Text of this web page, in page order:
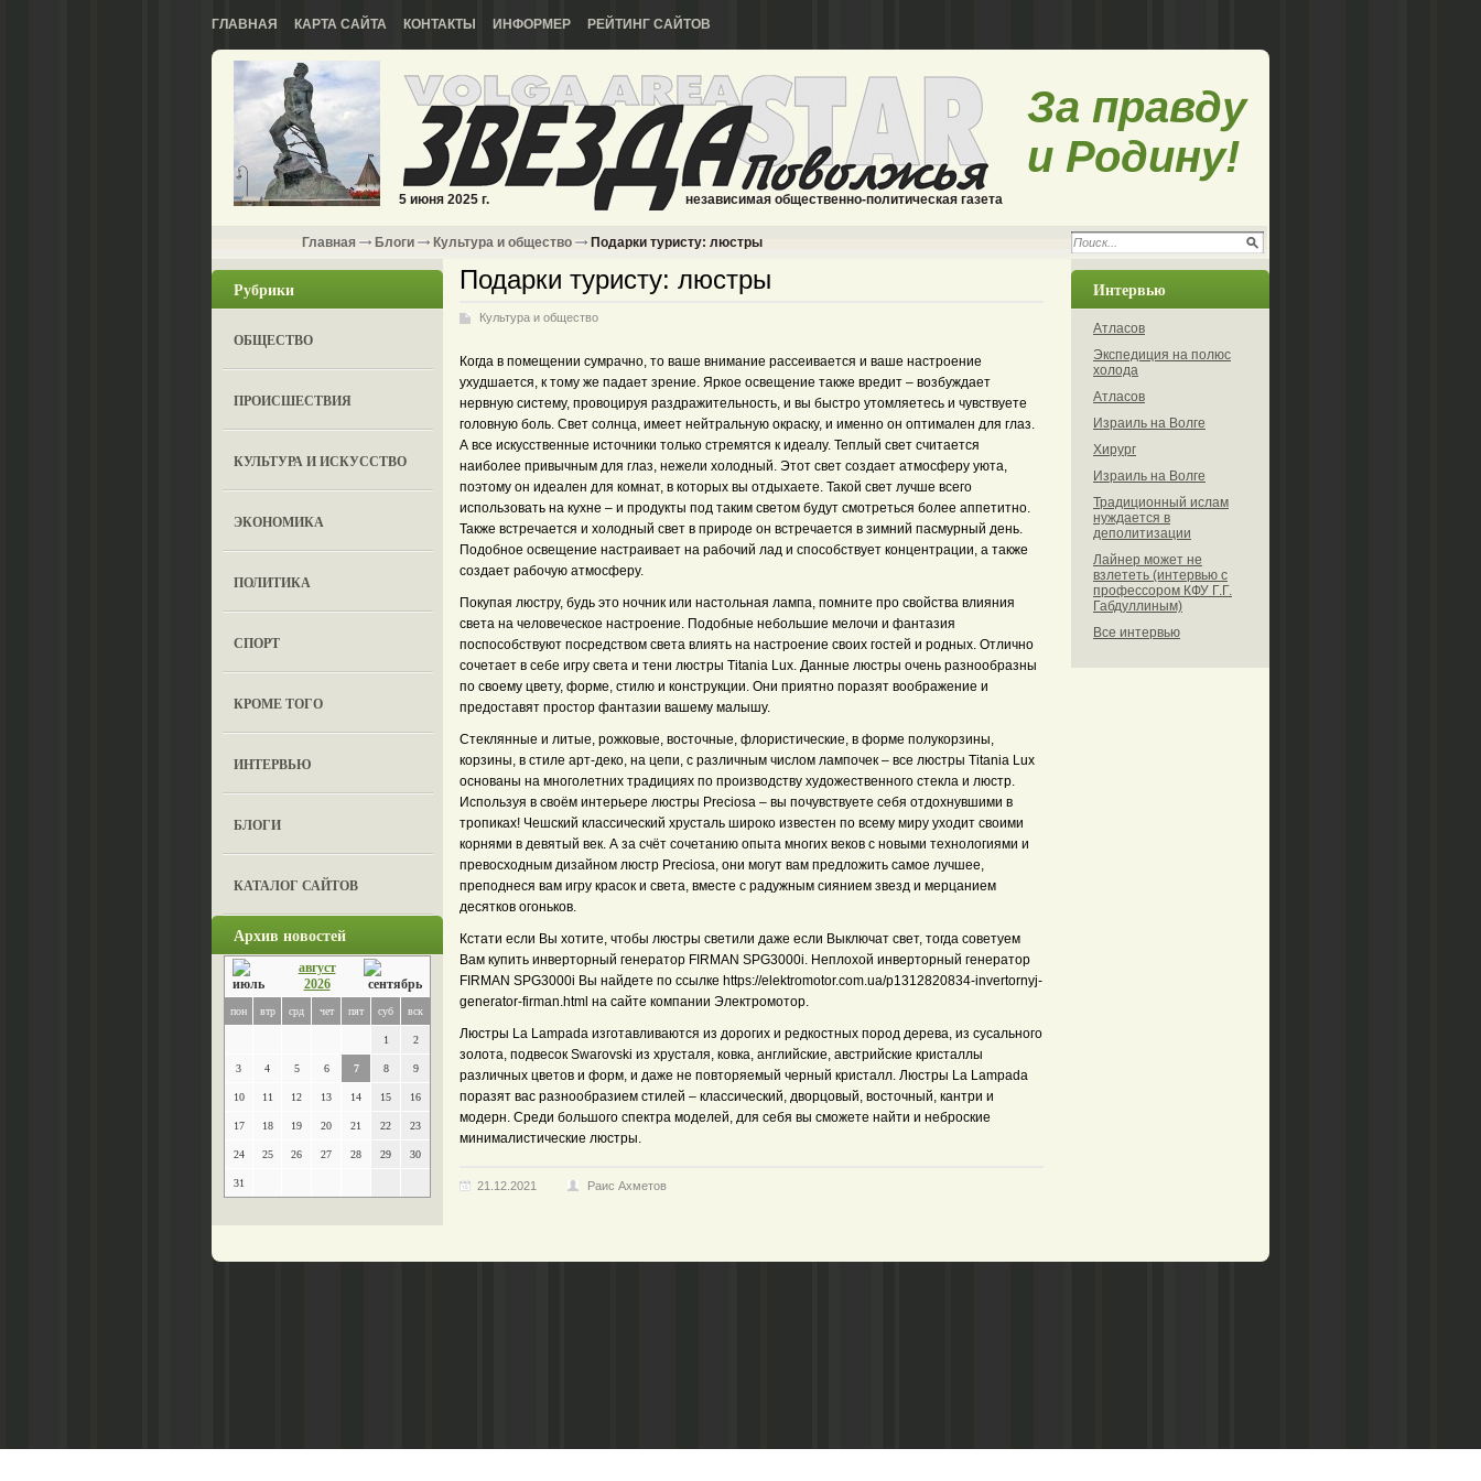
ГЛАВНАЯ КАРТА САЙТА КОНТАКТЫ ИНФОРМЕР РЕЙТИНГ САЙТОВ
5 июня 2025 г. независимая общественно-политическая газета
За правду
и Родину!
Главная Блоги Культура и общество Подарки туристу: люстры
Рубрики
ОБЩЕСТВО
ПРОИСШЕСТВИЯ
КУЛЬТУРА И ИСКУССТВО
ЭКОНОМИКА
ПОЛИТИКА
СПОРТ
КРОМЕ ТОГО
ИНТЕРВЬЮ
БЛОГИ
КАТАЛОГ САЙТОВ
Архив новостей
август
2026
пон втр срд чет пят суб вск
1 2
3 4 5 6 7 8 9
10 11 12 13 14 15 16
17 18 19 20 21 22 23
24 25 26 27 28 29 30
31
Подарки туристу: люстры
Культура и общество
Когда в помещении сумрачно, то ваше внимание рассеивается и ваше настроение
ухудшается, к тому же падает зрение. Яркое освещение также вредит – возбуждает
нервную систему, провоцируя раздражительность, и вы быстро утомляетесь и чувствуете
головную боль. Свет солнца, имеет нейтральную окраску, и именно он оптимален для глаз.
А все искусственные источники только стремятся к идеалу. Теплый свет считается
наиболее привычным для глаз, нежели холодный. Этот свет создает атмосферу уюта,
поэтому он идеален для комнат, в которых вы отдыхаете. Такой свет лучше всего
использовать на кухне – и продукты под таким светом будут смотреться более аппетитно.
Также встречается и холодный свет в природе он встречается в зимний пасмурный день.
Подобное освещение настраивает на рабочий лад и способствует концентрации, а также
создает рабочую атмосферу.
Покупая люстру, будь это ночник или настольная лампа, помните про свойства влияния
света на человеческое настроение. Подобные небольшие мелочи и фантазия
поспособствуют посредством света влиять на настроение своих гостей и родных. Отлично
сочетает в себе игру света и тени люстры Titania Lux. Данные люстры очень разнообразны
по своему цвету, форме, стилю и конструкции. Они приятно поразят воображение и
предоставят простор фантазии вашему малышу.
Стеклянные и литые, рожковые, восточные, флористические, в форме полукорзины,
корзины, в стиле арт-деко, на цепи, с различным числом лампочек – все люстры Titania Lux
основаны на многолетних традициях по производству художественного стекла и люстр.
Используя в своём интерьере люстры Preciosa – вы почувствуете себя отдохнувшими в
тропиках! Чешский классический хрусталь широко известен по всему миру уходит своими
корнями в девятый век. А за счёт сочетанию опыта многих веков с новыми технологиями и
превосходным дизайном люстр Preciosa, они могут вам предложить самое лучшее,
преподнеся вам игру красок и света, вместе с радужным сиянием звезд и мерцанием
десятков огоньков.
Кстати если Вы хотите, чтобы люстры светили даже если Выключат свет, тогда советуем
Вам купить инверторный генератор FIRMAN SPG3000i. Неплохой инверторный генератор
FIRMAN SPG3000i Вы найдете по ссылке https://elektromotor.com.ua/p1312820834-invertornyj-
generator-firman.html на сайте компании Электромотор.
Люстры La Lampada изготавливаются из дорогих и редкостных пород дерева, из сусального
золота, подвесок Swarovski из хрусталя, ковка, английские, австрийские кристаллы
различных цветов и форм, и даже не повторяемый черный кристалл. Люстры La Lampada
поразят вас разнообразием стилей – классический, дворцовый, восточный, кантри и
модерн. Среди большого спектра моделей, для себя вы сможете найти и неброские
минималистические люстры.
21.12.2021 Раис Ахметов
Интервью
Атласов
Экспедиция на полюс
холода
Атласов
Израиль на Волге
Хирург
Израиль на Волге
Традиционный ислам
нуждается в
деполитизации
Лайнер может не
взлететь (интервью с
профессором КФУ Г.Г.
Габдуллиным)
Все интервью